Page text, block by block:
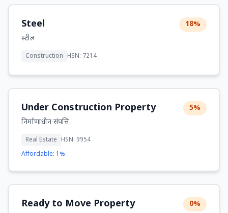
Steel
स्टील
18%
Construction HSN: 7214
Under Construction Property
निर्माणाधीन संपत्ति
5%
Real Estate
HSN: 9954
Affordable: 1%
Ready to Move Property 0%